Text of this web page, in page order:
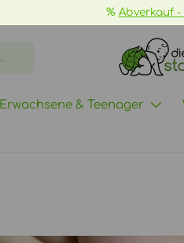
% Abverkauf -
Erwachsene & Teenager